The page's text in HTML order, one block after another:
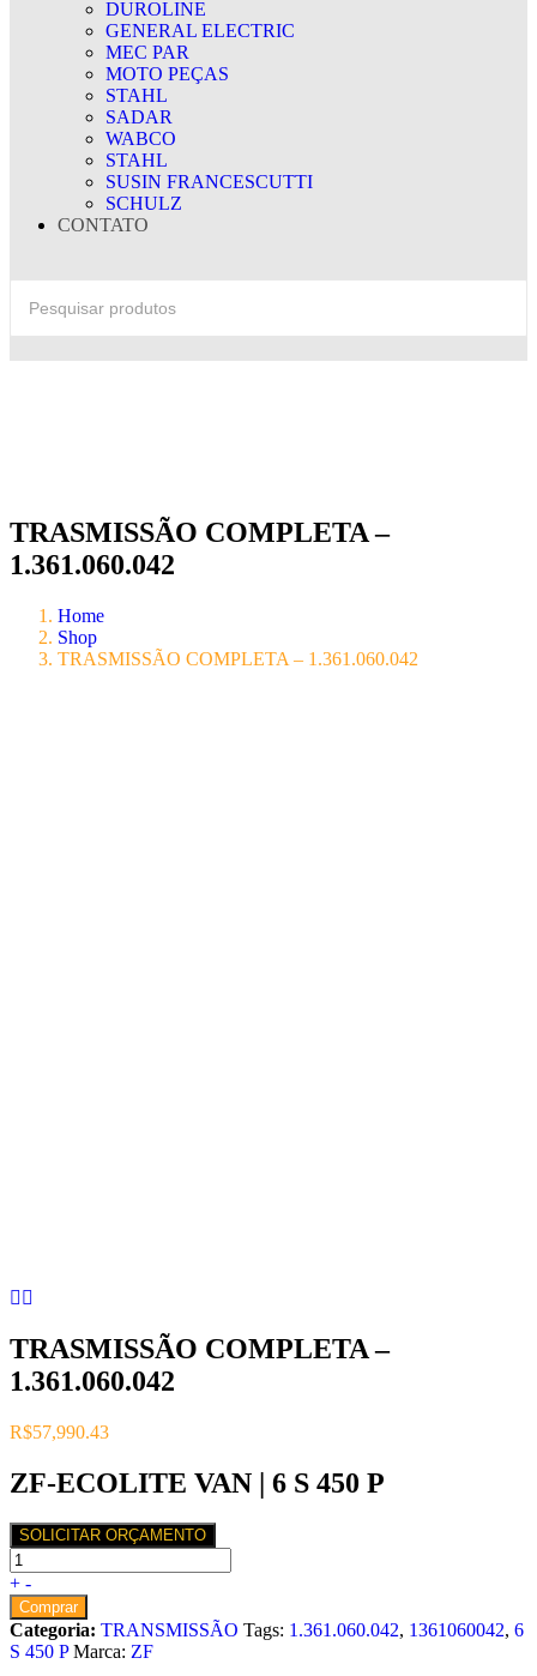
DUROLINE
GENERAL ELECTRIC
MEC PAR
MOTO PEÇAS
STAHL
SADAR
WABCO
STAHL
SUSIN FRANCESCUTTI
SCHULZ
CONTATO
TRASMISSÃO COMPLETA –
1.361.060.042
Home
Shop
TRASMISSÃO COMPLETA – 1.361.060.042
TRASMISSÃO COMPLETA –
1.361.060.042
R$57,990.43
ZF-ECOLITE VAN | 6 S 450 P
SOLICITAR ORÇAMENTO
+ -
Comprar
Categoria: TRANSMISSÃO Tags: 1.361.060.042, 1361060042, 6
S 450 P Marca: ZF